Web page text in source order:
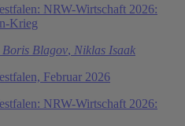
NRW-Wirtschaft 2026:
Krieg
Boris Blagov, Niklas Isaak
Februar 2026
NRW-Wirtschaft 2026: